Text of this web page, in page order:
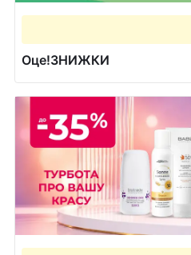
Оце!ЗНИЖКИ